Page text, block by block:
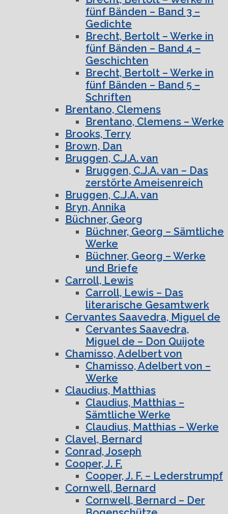
fünf Bänden – Band 3 –
Gedichte
Brecht, Bertolt – Werke in
fünf Bänden – Band 4 –
Geschichten
Brecht, Bertolt – Werke in
fünf Bänden – Band 5 –
Schriften
Brentano, Clemens
Brentano, Clemens – Werke
Brooks, Terry
Brown, Dan
Bruggen, C.J.A. van
Bruggen, C.J.A. van – Das
zerstörte Ameisenreich
Bruggen, C.J.A. van
Bryn, Annika
Büchner, Georg
Büchner, Georg – Sämtliche
Werke
Büchner, Georg – Werke
und Briefe
Carroll, Lewis
Carroll, Lewis – Das
literarische Gesamtwerk
Cervantes Saavedra, Miguel de
Cervantes Saavedra,
Miguel de – Don Quijote
Chamisso, Adelbert von
Chamisso, Adelbert von –
Werke
Claudius, Matthias
Claudius, Matthias –
Sämtliche Werke
Claudius, Matthias – Werke
Clavel, Bernard
Conrad, Joseph
Cooper, J. F.
Cooper, J. F. – Lederstrumpf
Cornwell, Bernard
Cornwell, Bernard – Der